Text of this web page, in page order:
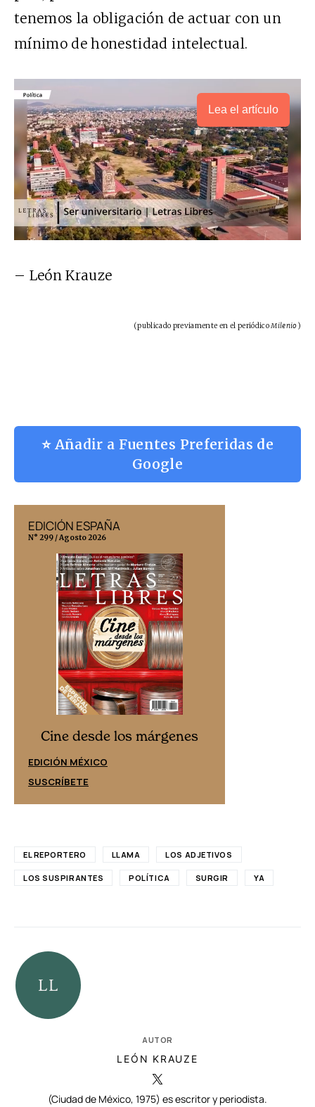
tenemos la obligación de actuar con un
mínimo de honestidad intelectual.
Lea el artículo
– León Krauze
(publicado previamente en el periódicoMilenio)
⭐ Añadir a Fuentes Preferidas de
Google
EDICIÓN ESPAÑA
N° 299 / Agosto 2026
Cine desde los márgenes
EDICIÓN MÉXICO
SUSCRÍBETE
EL REPORTERO LLAMA LOS ADJETIVOS
LOS SUSPIRANTES POLÍTICA SURGIR YA
AUTOR
LEÓN KRAUZE
(Ciudad de México, 1975) es escritor y periodista.